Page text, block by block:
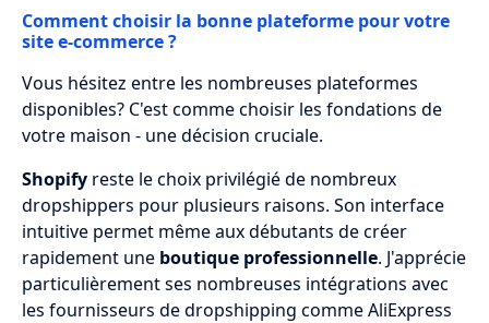
Comment choisir la bonne plateforme pour votre
site e-commerce ?
Vous hésitez entre les nombreuses plateformes
disponibles? C'est comme choisir les fondations de
votre maison - une décision cruciale.
Shopify reste le choix privilégié de nombreux
dropshippers pour plusieurs raisons. Son interface
intuitive permet même aux débutants de créer
rapidement une boutique professionnelle. J'apprécie
particulièrement ses nombreuses intégrations avec
les fournisseurs de dropshipping comme AliExpress